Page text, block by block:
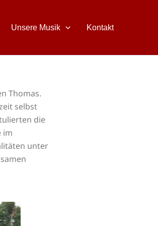
Unsere Musik Kontakt
Thomas.
selbst
die
im
unter